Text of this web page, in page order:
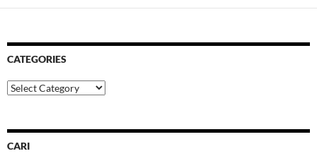
CATEGORIES
Categories
CARI